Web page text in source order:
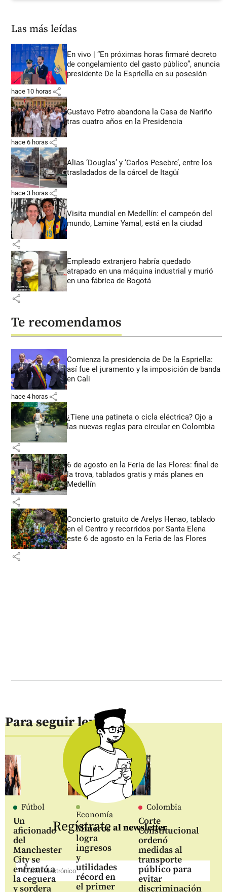
Las más leídas
En vivo | “En próximas horas firmaré decreto
de congelamiento del gasto público”, anuncia
presidente De la Espriella en su posesión
hace 10 horas share
Gustavo Petro abandona la Casa de Nariño
tras cuatro años en la Presidencia
hace 6 horas share
Alias ‘Douglas’ y ‘Carlos Pesebre’, entre los
trasladados de la cárcel de Itagüí
hace 3 horas share
Visita mundial en Medellín: el campeón del
mundo, Lamine Yamal, está en la ciudad
share
Empleado extranjero habría quedado
atrapado en una máquina industrial y murió
en una fábrica de Bogotá
share
Te recomendamos
Comienza la presidencia de De la Espriella:
así fue el juramento y la imposición de banda
en Cali
hace 4 horas share
¿Tiene una patineta o cicla eléctrica? Ojo a
las nuevas reglas para circular en Colombia
share
6 de agosto en la Feria de las Flores: final de
la trova, tablados gratis y más planes en
Medellín
share
Concierto gratuito de Arelys Henao, tablado
en el Centro y recorridos por Santa Elena
este 6 de agosto en la Feria de las Flores
share
Para seguir leyendo
Fútbol
Un
aficionado
del
Manchester
City se
enfrentó a
la ceguera
y sordera
Economía
Mineros
logra
ingresos
y
utilidades
récord en
el primer
Colombia
Corte
Constitucional
ordenó
medidas al
transporte
público para
evitar
discriminación
Regístrate al newsletter